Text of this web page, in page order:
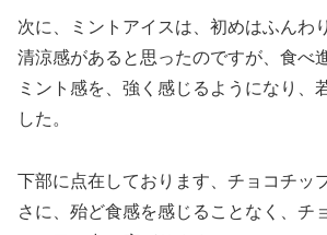
次に、ミントアイスは、初めはふんわ
清涼感があると思ったのですが、食べ
ミント感を、強く感じるようになり、
した。
下部に点在しております、チョコチッ
さに、殆ど食感を感じることなく、チ